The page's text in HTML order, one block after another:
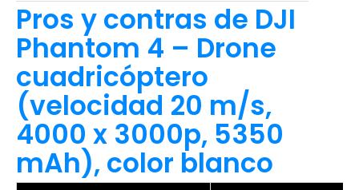
Pros y contras de DJI
Phantom 4 – Drone
cuadricóptero
(velocidad 20 m/s,
4000 x 3000p, 5350
mAh), color blanco